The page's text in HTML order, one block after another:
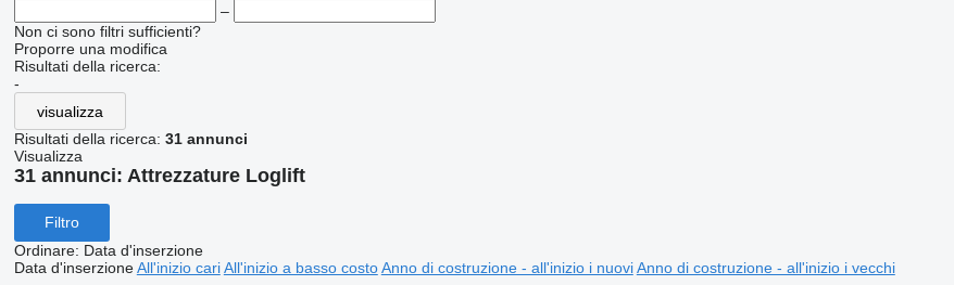
–
Non ci sono filtri sufficienti?
Proporre una modifica
Risultati della ricerca:
-
visualizza
Risultati della ricerca: 31 annunci
Visualizza
31 annunci: Attrezzature Loglift
Filtro
Ordinare: Data d'inserzione
Data d'inserzione All'inizio cari All'inizio a basso costo Anno di costruzione - all'inizio i nuovi Anno di costruzione - all'inizio i vecchi